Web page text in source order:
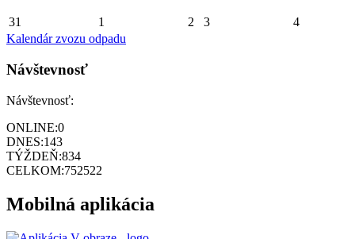
31 1 2 3
4
Kalendár zvozu odpadu
Návštevnosť
Návštevnosť:
ONLINE:0
DNES:143
TÝŽDEŇ:834
CELKOM:752522
Mobilná aplikácia